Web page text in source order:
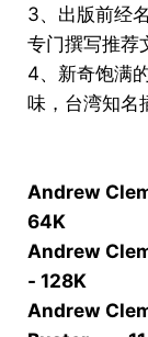
3、出版前经
专门撰写推荐
4、新奇饱满
味，台湾知名
Andrew
64K
Andrew
- 128K
Andrew